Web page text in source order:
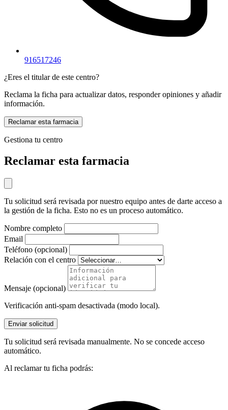
916517246
¿Eres el titular de este centro?
Reclama la ficha para actualizar datos, responder opiniones y añadir
información.
Reclamar esta farmacia
Gestiona tu centro
Reclamar esta farmacia
Tu solicitud será revisada por nuestro equipo antes de darte acceso a
la gestión de la ficha. Esto no es un proceso automático.
Nombre completo
Email
Teléfono (opcional)
Relación con el centro
Mensaje (opcional)
Verificación anti-spam desactivada (modo local).
Enviar solicitud
Tu solicitud será revisada manualmente. No se concede acceso
automático.
Al reclamar tu ficha podrás: